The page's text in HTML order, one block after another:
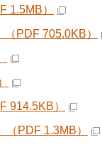
1.5MB）
PDF 705.0KB）
914.5KB）
PDF 1.3MB）